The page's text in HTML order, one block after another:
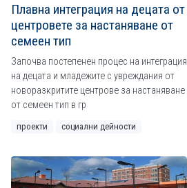
Плавна интеграция на децата от
центровете за настаняване от
семеен тип
Започва постепенен процес на интеграция
на децата и младежите с увреждания от
новоразкритите центрове за настаняване
от семеен тип в гр
проекти социални дейности